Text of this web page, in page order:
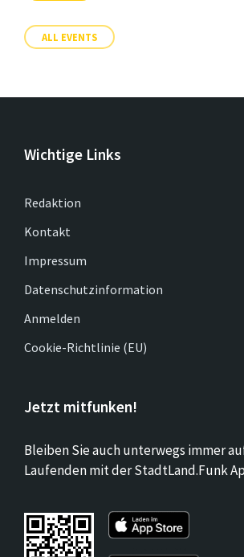
ALL EVENTS
Wichtige Links
Redaktion
Kontakt
Impressum
Datenschutzinformation
Anmelden
Cookie-Richtlinie (EU)
Jetzt mitfunken!
Bleiben Sie auch unterwegs immer
Laufenden mit der StadtLand.Funk